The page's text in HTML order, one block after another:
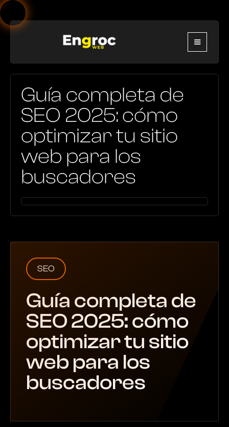
Guía completa de
SEO 2025: cómo
optimizar tu sitio
web para los
buscadores
SEO
Guía completa de
SEO 2025: cómo
optimizar tu sitio
web para los
buscadores